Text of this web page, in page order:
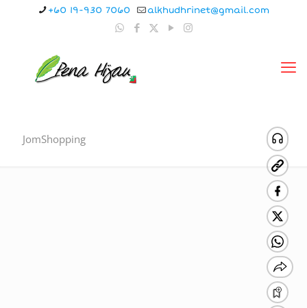
+60 19-930 7060 alkhudhrinet@gmail.com
JomShopping